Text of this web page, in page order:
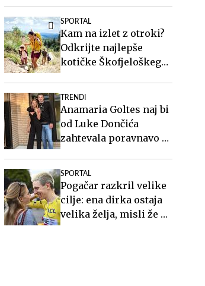
SPORTAL
Kam na izlet z otroki?
Odkrijte najlepše
kotičke Škofjeloškega
TRENDI
Anamaria Goltes naj bi
od Luke Dončića
zahtevala poravnavo v
SPORTAL
Pogačar razkril velike
cilje: ena dirka ostaja
velika želja, misli že na